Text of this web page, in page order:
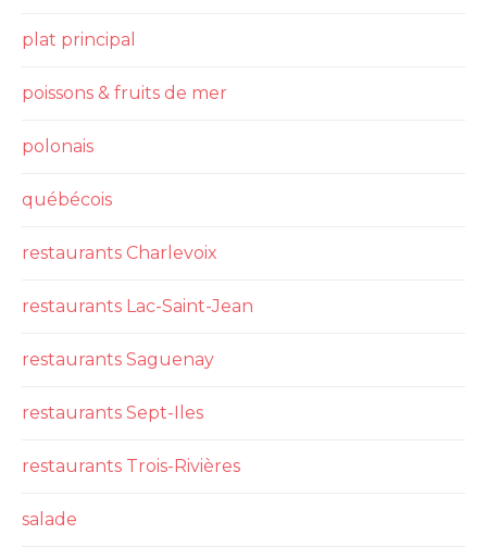
plat principal
poissons & fruits de mer
polonais
québécois
restaurants Charlevoix
restaurants Lac-Saint-Jean
restaurants Saguenay
restaurants Sept-Iles
restaurants Trois-Rivières
salade